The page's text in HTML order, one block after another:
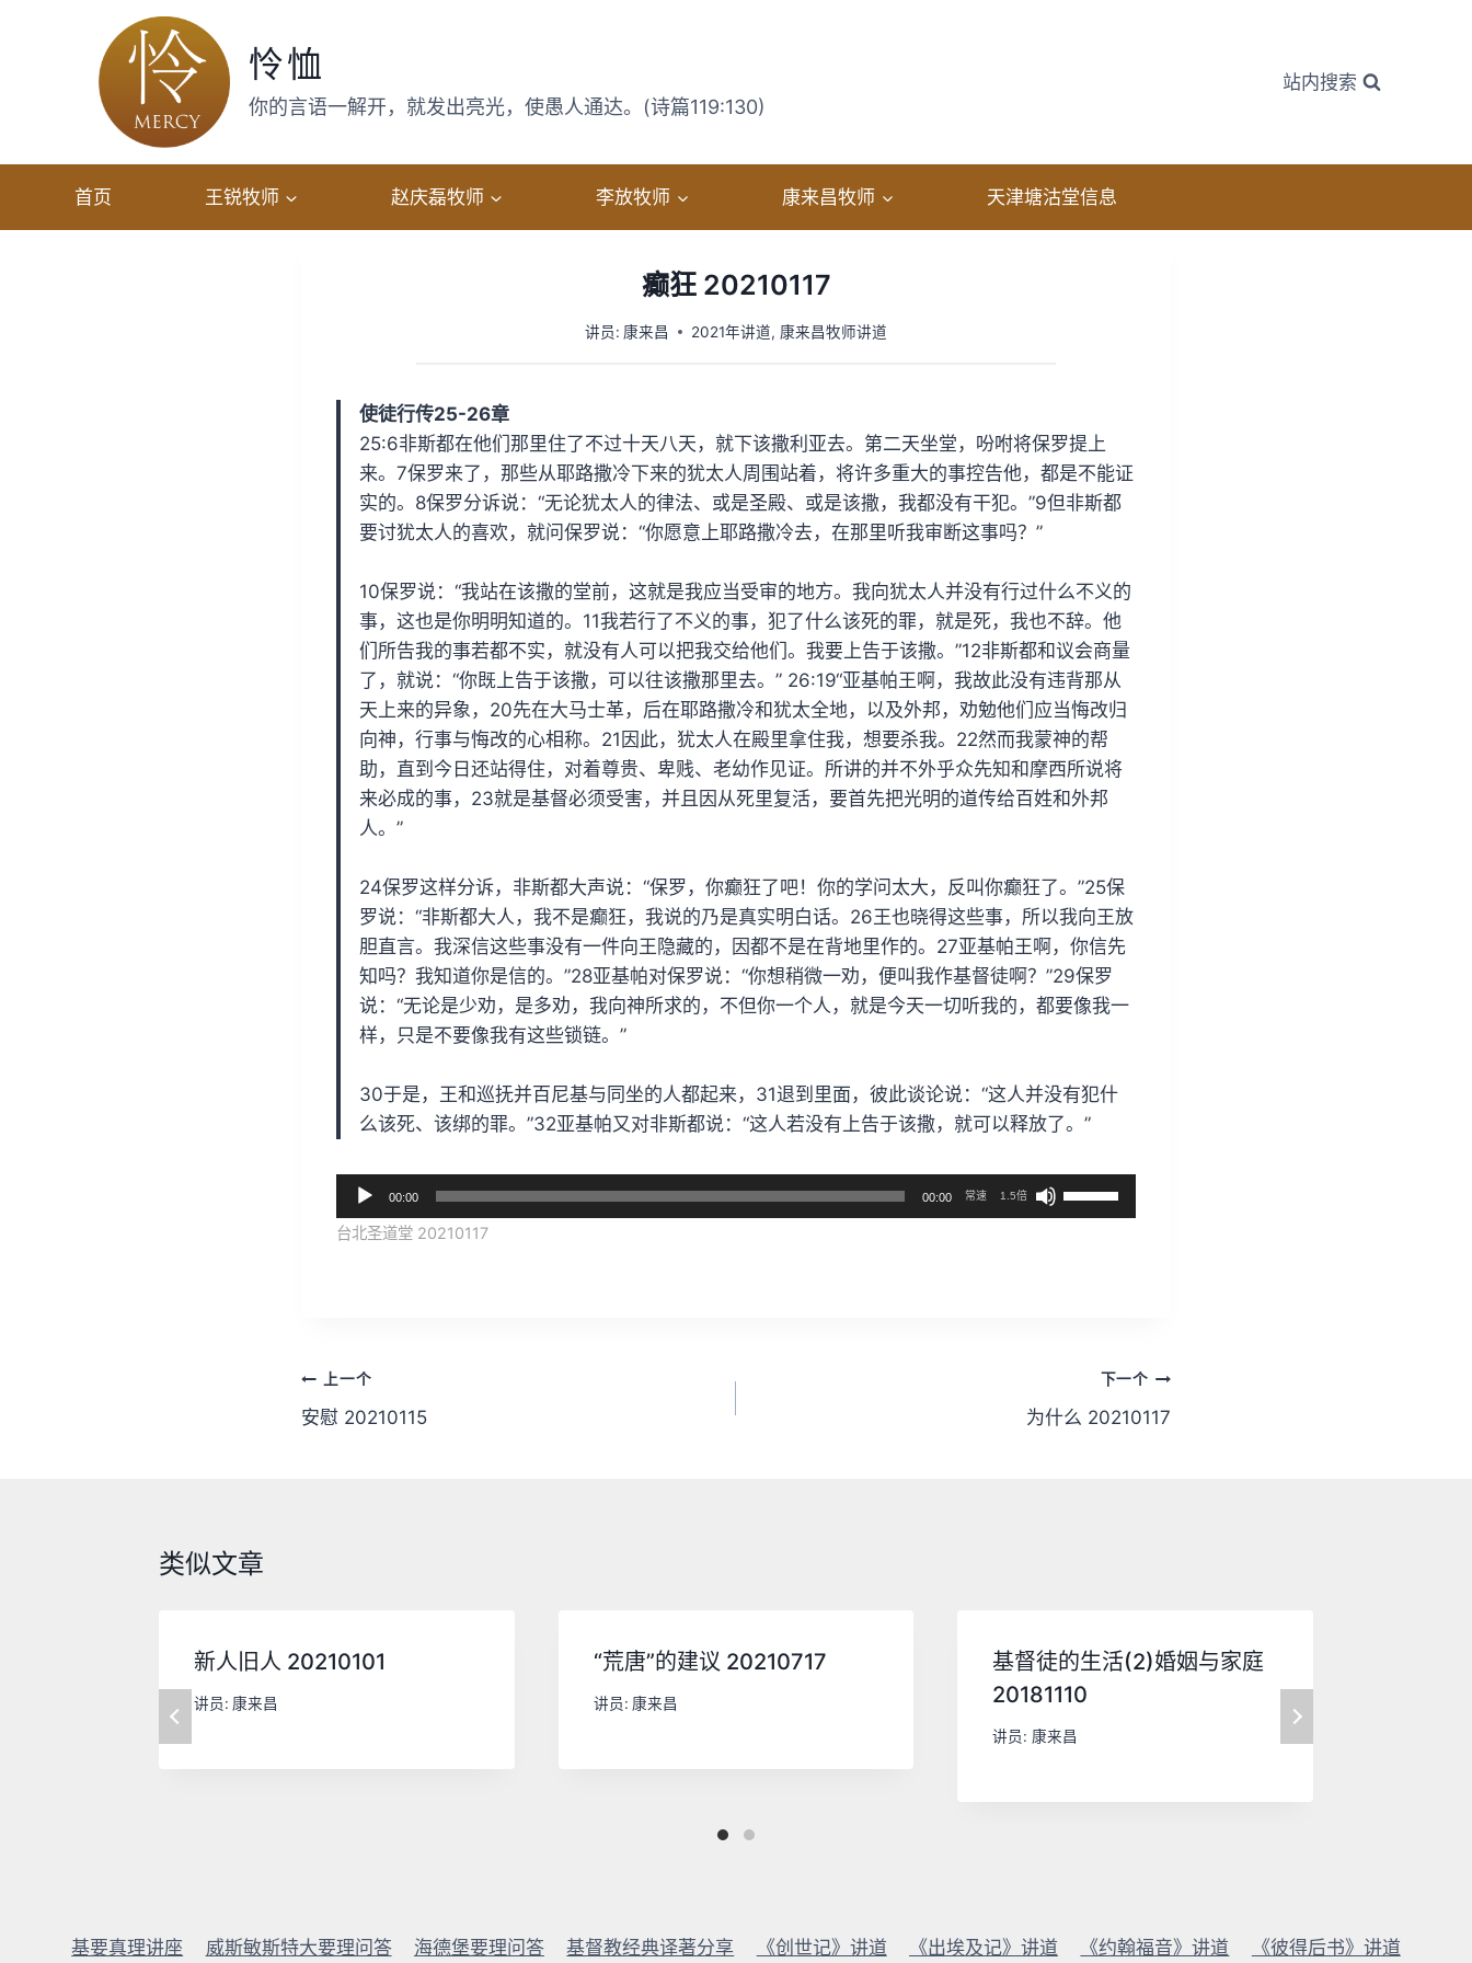
怜恤
你的言语一解开，就发出亮光，使愚人通达。(诗篇119:130)
站内搜索
首页 王锐牧师 赵庆磊牧师 李放牧师 康来昌牧师 天津塘沽堂信息
癫狂 20210117
讲员: 康来昌 2021年讲道, 康来昌牧师讲道
使徒行传25-26章
25:6非斯都在他们那里住了不过十天八天，就下该撒利亚去。第二天坐堂，吩咐将保罗提上
来。7保罗来了，那些从耶路撒冷下来的犹太人周围站着，将许多重大的事控告他，都是不能证
实的。8保罗分诉说：“无论犹太人的律法、或是圣殿、或是该撒，我都没有干犯。”9但非斯都
要讨犹太人的喜欢，就问保罗说：“你愿意上耶路撒冷去，在那里听我审断这事吗？”
10保罗说：“我站在该撒的堂前，这就是我应当受审的地方。我向犹太人并没有行过什么不义的
事，这也是你明明知道的。11我若行了不义的事，犯了什么该死的罪，就是死，我也不辞。他
们所告我的事若都不实，就没有人可以把我交给他们。我要上告于该撒。”12非斯都和议会商量
了，就说：“你既上告于该撒，可以往该撒那里去。” 26:19“亚基帕王啊，我故此没有违背那从
天上来的异象，20先在大马士革，后在耶路撒冷和犹太全地，以及外邦，劝勉他们应当悔改归
向神，行事与悔改的心相称。21因此，犹太人在殿里拿住我，想要杀我。22然而我蒙神的帮
助，直到今日还站得住，对着尊贵、卑贱、老幼作见证。所讲的并不外乎众先知和摩西所说将
来必成的事，23就是基督必须受害，并且因从死里复活，要首先把光明的道传给百姓和外邦
人。”
24保罗这样分诉，非斯都大声说：“保罗，你癫狂了吧！你的学问太大，反叫你癫狂了。”25保
罗说：“非斯都大人，我不是癫狂，我说的乃是真实明白话。26王也晓得这些事，所以我向王放
胆直言。我深信这些事没有一件向王隐藏的，因都不是在背地里作的。27亚基帕王啊，你信先
知吗？我知道你是信的。”28亚基帕对保罗说：“你想稍微一劝，便叫我作基督徒啊？”29保罗
说：“无论是少劝，是多劝，我向神所求的，不但你一个人，就是今天一切听我的，都要像我一
样，只是不要像我有这些锁链。”
30于是，王和巡抚并百尼基与同坐的人都起来，31退到里面，彼此谈论说：“这人并没有犯什
么该死、该绑的罪。”32亚基帕又对非斯都说：“这人若没有上告于该撒，就可以释放了。”
频
播
00:00 00:00 常速 1.5倍
使
用
来
。
台北圣道堂 20210117
文
章
上一个
安慰 20210115
下一个
为什么 20210117
类似文章
新人旧人 20210101
讲员: 康来昌
“荒唐”的建议 20210717
讲员: 康来昌
基督徒的生活(2)婚姻与家庭
20181110
讲员: 康来昌
基要真理讲座 威斯敏斯特大要理问答 海德堡要理问答 基督教经典译著分享 《创世记》讲道 《出埃及记》讲道 《约翰福音》讲道 《彼得后书》讲道